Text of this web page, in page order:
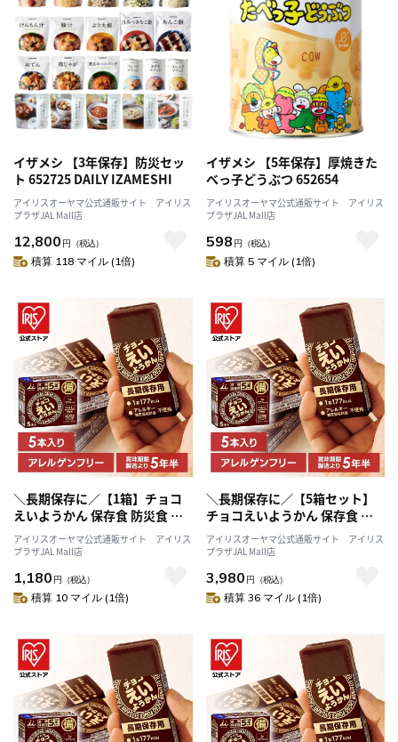
イザメシ 【3年保存】防災セッ
ト 652725 DAILY IZAMESHI
アイリスオーヤマ公式通販サイト アイリス
プラザJAL Mall店
12,800 円 （税込）
積算 118 マイル (1倍)
イザメシ 【5年保存】厚焼きた
べっ子どうぶつ 652654
アイリスオーヤマ公式通販サイト アイリス
プラザJAL Mall店
598 円 （税込）
積算 5 マイル (1倍)
＼長期保存に／【1箱】チョコ
えいようかん 保存食 防災食 井
村屋株式会社
アイリスオーヤマ公式通販サイト アイリス
プラザJAL Mall店
1,180 円 （税込）
積算 10 マイル (1倍)
＼長期保存に／【5箱セット】
チョコえいようかん 保存食 防
災食 井村屋株式会社
アイリスオーヤマ公式通販サイト アイリス
プラザJAL Mall店
3,980 円 （税込）
積算 36 マイル (1倍)